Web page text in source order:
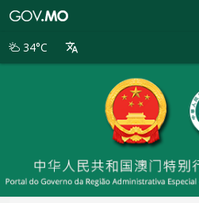
别
34°C